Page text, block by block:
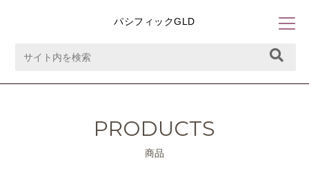
パシフィックGLD
PRODUCTS
商品